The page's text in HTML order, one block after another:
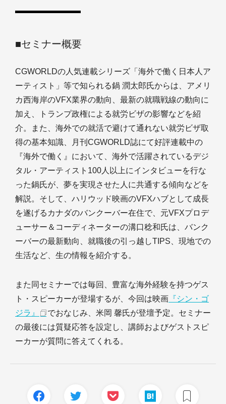
■セミナー概要
CGWORLDの人気連載シリーズ「海外で働く日本人ア
ーティスト」等で知られる鍋 潤太郎氏からは、アメリ
カ西海岸のVFX業界の動向、最新の就職戦線の動向に
加え、トランプ政権による就労ビザの影響などを紹
介。また、海外での就活で避けて通れない就労ビザ取
得の基本知識、月刊CGWORLD誌にて好評連載中の
『海外で働く』において、海外で活躍されているデジ
タル・アーティスト100人以上にインタビューを行な
った鍋氏が、夢を実現させた人に共通する傾向などを
解説。そして、ハリウッド映画のVFXハブとして成長
を遂げるカナダのバンクーバー在住で、元VFXプロデ
ューサー＆コーディネーターの溝口稔和氏は、バンク
ーバーの最新動向、就職後の引っ越しTIPS、現地での
生活など、生の情報を紹介する。
また同セミナーでは毎回、豊富な海外経験を持つゲス
ト・スピーカーが登場するが、今回は映画 『シン・ゴ
ジラ』
でおなじみ、米岡 馨氏が登壇予定。セミナー
の最後には質疑応答を設定し、講師およびゲストスピ
ーカーが質問に答えてくれる。